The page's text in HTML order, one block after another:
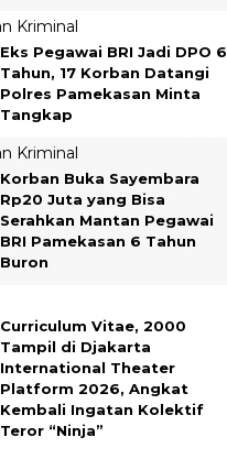
Kriminal
Eks Pegawai BRI Jadi DPO 6
Tahun, 17 Korban Datangi
Polres Pamekasan Minta
Tangkap
Kriminal
Korban Buka Sayembara
Rp20 Juta yang Bisa
Serahkan Mantan Pegawai
BRI Pamekasan 6 Tahun
Buron
Curriculum Vitae, 2000
Tampil di Djakarta
International Theater
Platform 2026, Angkat
Kembali Ingatan Kolektif
Teror “Ninja”